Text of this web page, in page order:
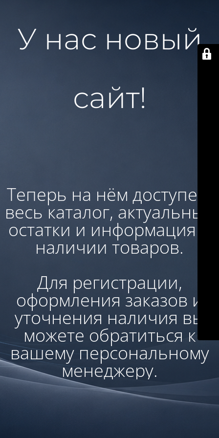
У нас новый
сайт!
Теперь на нём доступен:
весь каталог, актуальные
остатки и информация о
наличии товаров.
Для регистрации,
оформления заказов и
уточнения наличия вы
можете обратиться к
вашему персональному
менеджеру.